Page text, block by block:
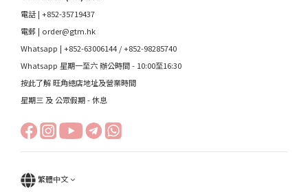
電話 | +852-35719437
電郵 | order@gtm.hk
Whatsapp | +852-63006144 /+852-98285740
Whatsapp 星期一至六 辦公時間 - 10:00至16:30
按此了解 旺角總店地址及營業時間
星期三 及 公眾假期 - 休息
繁體中文